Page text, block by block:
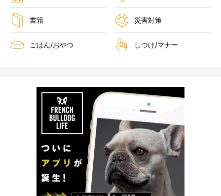
書籍 災害対策
ごはん/おやつ しつけ/マナー